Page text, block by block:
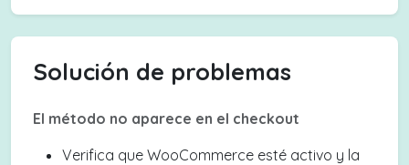
Solución de problemas
El método no aparece en el checkout
Verifica que WooCommerce esté activo y la